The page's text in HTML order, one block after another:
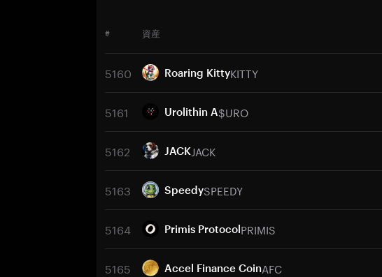
# 資産
5160 Roaring KittyKITTY
5161 Urolithin A$URO
5162 JACKJACK
5163 SpeedySPEEDY
5164 Primis ProtocolPRIMIS
5165 Accel Finance CoinAFC